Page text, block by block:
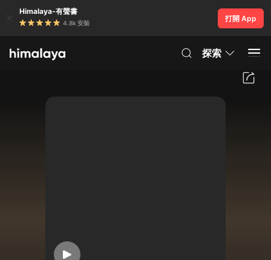
Himalaya-有聲書
4.8k 安裝
打開 App
探索